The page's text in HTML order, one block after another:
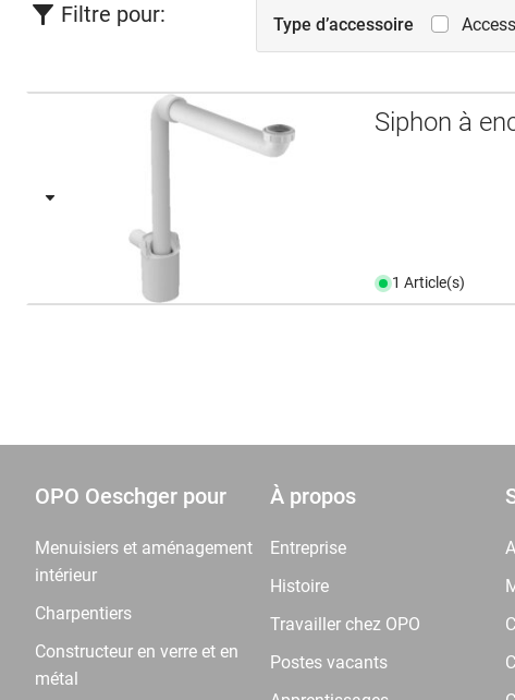
Filtre pour: Type d’accessoire
Siphon à
1 Article(s)
OPO Oeschger pour
Menuisiers et aménagement
intérieur
Charpentiers
Constructeur en verre et en
métal
À propos
Entreprise
Histoire
Travailler chez OPO
Postes vacants